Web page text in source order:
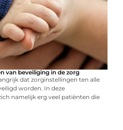
van beveiliging in de zorg
dat zorginstellingen ten alle
worden. In deze
namelijk erg veel patiënten die